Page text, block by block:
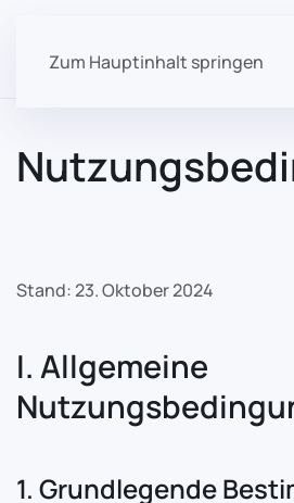
Zum Hauptinhalt springen
Stand: 23. Oktober 2024
I. Allgemeine
1. Grundlegende